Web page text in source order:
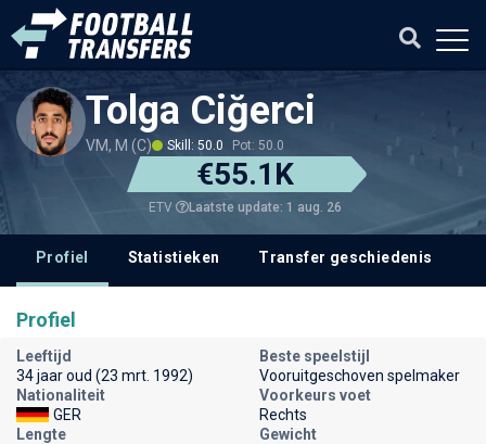
Tolga Ciğerci
VM, M (C) Skill: 50.0 Pot: 50.0
€55.1K
ETV Laatste update: 1 aug. 26
Profiel Statistieken Transfer geschiedenis
Profiel
Leeftijd
34 jaar oud (23 mrt. 1992)
Beste speelstijl
Vooruitgeschoven spelmaker
Nationaliteit
GER
Voorkeurs voet
Rechts
Lengte
Gewicht